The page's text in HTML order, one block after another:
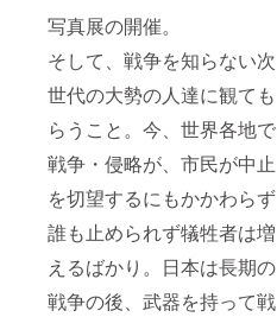
写真展の開催。
そして、戦争を知らない次
世代の大勢の人達に観ても
らうこと。今、世界各地で
戦争・侵略が、市民が中止
を切望するにもかかわらず
誰も止められず犠牲者は増
えるばかり。日本は長期の
戦争の後、武器を持って戦